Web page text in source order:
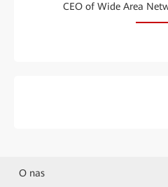
CEO of Wide Area
O nas